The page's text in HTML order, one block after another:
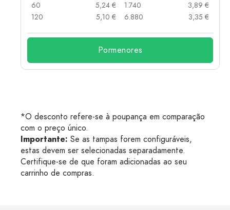
60
5,24 €
120
5,10 €
1.740
3,89 €
6.880
3,35 €
Pormenores
*O desconto refere-se à poupança em comparação
com o preço único.
Importante: Se as tampas forem configuráveis,
estas devem ser selecionadas separadamente.
Certifique-se de que foram adicionadas ao seu
carrinho de compras.